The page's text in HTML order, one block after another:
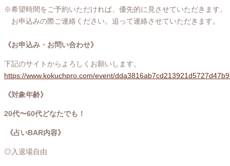
※希望時間をご予約いただければ、優先的に見させていただきます。
お申込みの際ご連絡ください。追って連絡させていただきます。
《お申込み・お問い合わせ》
下記のサイトからよろしくお願いします。
https://www.kokuchpro.com/event/
《対象年齢》
20代〜60代どなたでも！
《占いBAR内容》
◎入退場自由